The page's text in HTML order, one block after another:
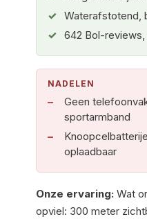
Waterafstotend,
642 Bol-
NADELEN
Geen
sportarmband
oplaadbaar
Onze ervaring: Wat
opviel: 300 meter